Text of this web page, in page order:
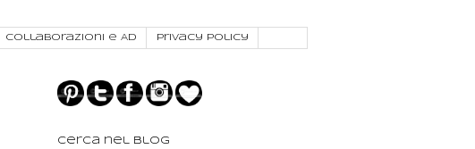
Collaborazioni e AD Privacy Policy
Cerca nel blog